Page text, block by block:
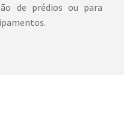
de prédios ou para